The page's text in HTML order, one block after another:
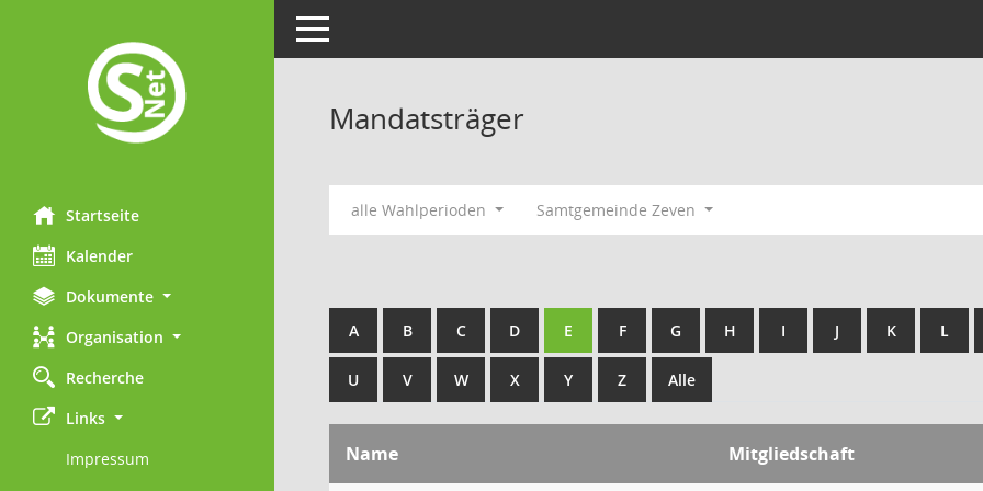
Startseite
Kalender
Dokumente
Organisation
Recherche
Links
Impressum
Toggle navigation
Mandatsträger
alle Wahlperioden Samtgemeinde Zeven
A B C D E F G H I J K L
U V W X Y Z Alle
Name Mitgliedschaft